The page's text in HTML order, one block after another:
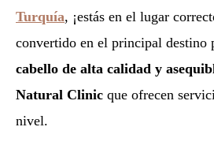
Turquía, ¡estás en el lugar
convertido en el principal destino
cabello de alta calidad y
Natural Clinic que ofrecen
nivel.